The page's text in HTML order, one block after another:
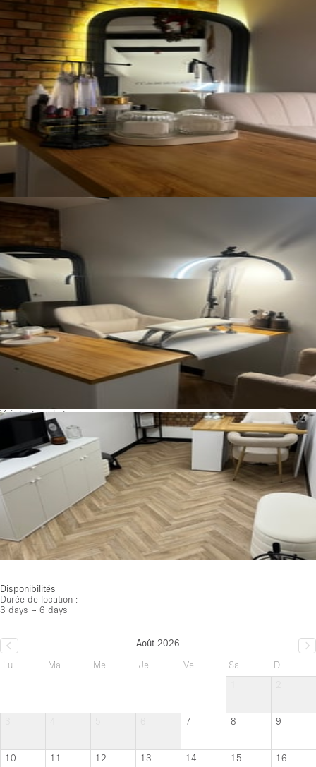
Voir toutes photos
Disponibilités
Durée de location :
3 days – 6 days
Août 2026
Lu
Ma Me Je Ve Sa
Di
7 8 9
10 11 12 13 14 15 16